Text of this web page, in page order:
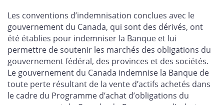
Les conventions d’indemnisation conclues avec le
gouvernement du Canada, qui sont des dérivés, ont
été établies pour indemniser la Banque et lui
permettre de soutenir les marchés des obligations du
gouvernement fédéral, des provinces et des sociétés.
Le gouvernement du Canada indemnise la Banque de
toute perte résultant de la vente d’actifs achetés dans
le cadre du Programme d’achat d’obligations du